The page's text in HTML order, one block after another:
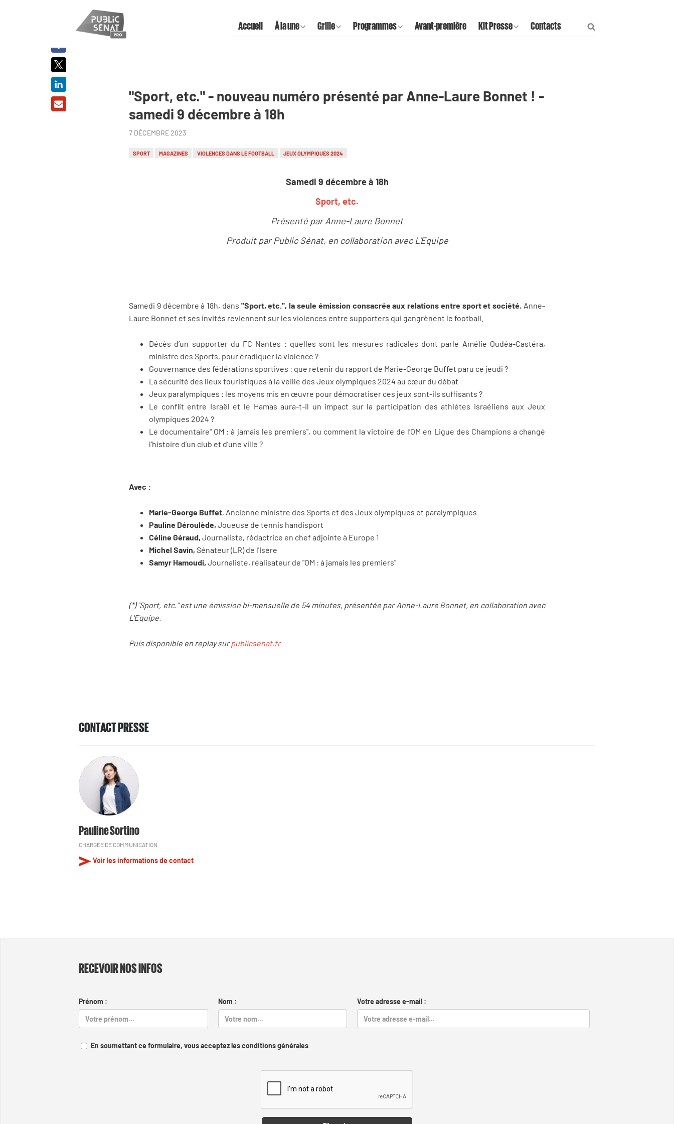
Accueil À la une Grille Programmes Avant-première Kit Presse Contacts
"Sport, etc." - nouveau numéro présenté par Anne-Laure Bonnet ! -
samedi 9 décembre à 18h
7 DÉCEMBRE 2023
SPORT MAGAZINES VIOLENCES DANS LE FOOTBALL JEUX OLYMPIQUES 2024
Samedi 9 décembre à 18h
Sport, etc.
Présenté par Anne-Laure Bonnet
Produit par Public Sénat, en collaboration avec L'Equipe
Samedi 9 décembre à 18h, dans "Sport, etc.", la seule émission consacrée aux relations entre sport et société, Anne-
Laure Bonnet et ses invités reviennent sur les violences entre supporters qui gangrènent le football.
Décès d’un supporter du FC Nantes : quelles sont les mesures radicales dont parle Amélie Oudéa-Castéra,
ministre des Sports, pour éradiquer la violence ?
Gouvernance des fédérations sportives : que retenir du rapport de Marie-George Buffet paru ce jeudi ?
La sécurité des lieux touristiques à la veille des Jeux olympiques 2024 au cœur du débat
Jeux paralympiques : les moyens mis en œuvre pour démocratiser ces jeux sont-ils suffisants ?
Le conflit entre Israël et le Hamas aura-t-il un impact sur la participation des athlètes israéliens aux Jeux
olympiques 2024 ?
Le documentaire" OM : à jamais les premiers", ou comment la victoire de l’OM en Ligue des Champions a changé
l’histoire d’un club et d’une ville ?
Avec :
Marie-George Buffet, Ancienne ministre des Sports et des Jeux olympiques et paralympiques
Pauline Déroulède, Joueuse de tennis handisport
Céline Géraud, Journaliste, rédactrice en chef adjointe à Europe 1
Michel Savin, Sénateur (LR) de l'Isère
Samyr Hamoudi, Journaliste, réalisateur de "OM : à jamais les premiers"
(*) "Sport, etc." est une émission bi-mensuelle de 54 minutes, présentée par Anne-Laure Bonnet, en collaboration avec
L'Equipe.
Puis disponible en replay sur publicsenat.fr
CONTACT PRESSE
Pauline Sortino
CHARGÉE DE COMMUNICATION
Voir les informations de contact
RECEVOIR NOS INFOS
Prénom : Nom : Votre adresse e-mail :
En soumettant ce formulaire, vous acceptez les conditions générales